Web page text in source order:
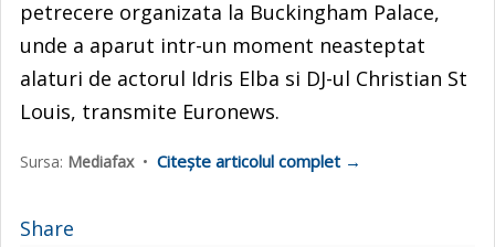
petrecere organizata la Buckingham Palace,
unde a aparut intr-un moment neasteptat
alaturi de actorul Idris Elba si DJ-ul Christian St
Louis, transmite Euronews.
Sursa: Mediafax• Citește articolul complet →
Share